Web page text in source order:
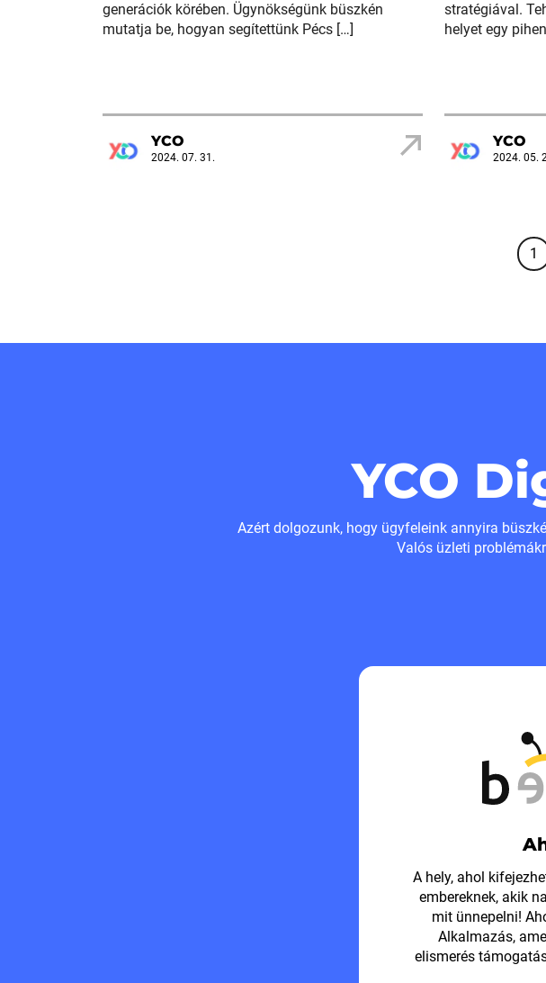
generációk körében. Ügynökségünk büszkén
mutatja be, hogyan segítettünk Pécs […]
YCO
2024. 07. 31.
stratégiával.
helyet egy
YCO
2024. 05.
1
YCO
Azért dolgozunk, hogy ügyfeleink annyira
Valós üzleti
A hely, ahol
embereknek, akik
mit ünnepelni!
Alkalmazás,
elismerés